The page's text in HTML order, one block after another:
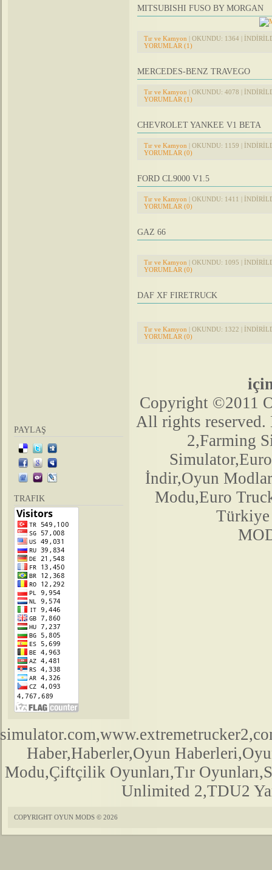
PAYLAŞ
TRAFIK
MITSUBISHI FUSO BY MORGAN
Tır ve Kamyon | OKUNDU: 1364 |
YORUMLAR (1)
MERCEDES-BENZ TRAVEGO
Tır ve Kamyon | OKUNDU: 4078 |
YORUMLAR (1)
CHEVROLET YANKEE V1 BETA
Tır ve Kamyon | OKUNDU: 1159 |
YORUMLAR (0)
FORD CL9000 V1.5
Tır ve Kamyon | OKUNDU: 1411 |
YORUMLAR (0)
GAZ 66
Tır ve Kamyon | OKUNDU: 1095 |
YORUMLAR (0)
DAF XF FIRETRUCK
Tır ve Kamyon | OKUNDU: 1322 |
YORUMLAR (0)
Copyright ©2011
All rights reserved.
2,Farming
İndir,Oyun
Modu,Euro
Haber,Haberler,Oyun
Modu,Çiftçilik Oyunları,Tır
Unlimited 2,TDU2
COPYRIGHT OYUN MODS © 2026